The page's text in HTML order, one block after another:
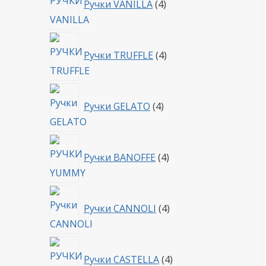
Ручки VANILLA 4товара
Ручки TRUFFLE 4товара
Ручки GELATO 4товара
Ручки BANOFFE 4товара
Ручки CANNOLI 4товара
Ручки CASTELLA 4